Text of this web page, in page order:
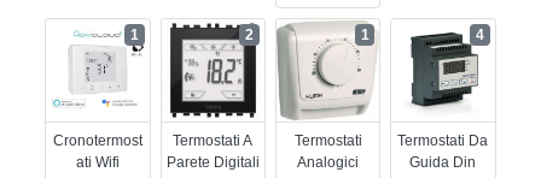
Cronotermost
Ati Wifi
1
Termostati A
Parete Digitali
2
Termostati
Analogici
1
Termostati Da
Guida Din
4